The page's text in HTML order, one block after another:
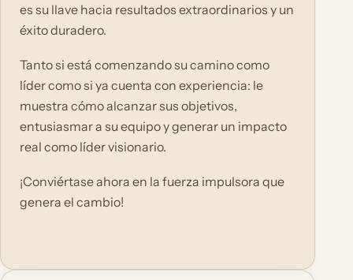
es su llave hacia resultados extraordinarios y un
éxito duradero.
Tanto si está comenzando su camino como
líder como si ya cuenta con experiencia: le
muestra cómo alcanzar sus objetivos,
entusiasmar a su equipo y generar un impacto
real como líder visionario.
¡Conviértase ahora en la fuerza impulsora que
genera el cambio!